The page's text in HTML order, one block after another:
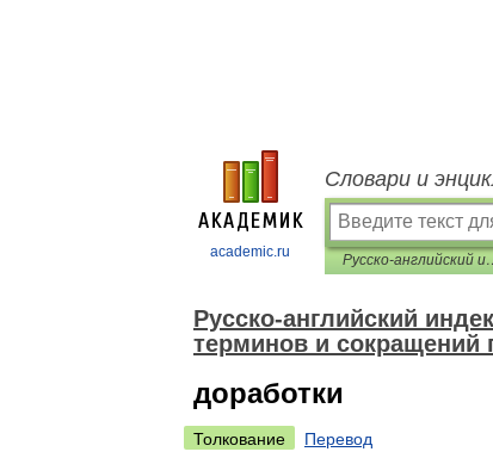
academic.ru
Словари и
Русско-английский индекс к Англо-
Русско-английский
терминов и сокращений
доработки
Толкование
Перевод